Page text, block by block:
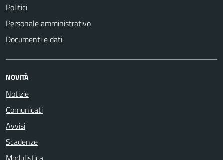
Politici
Personale amministrativo
Documenti e dati
NOVITÀ
Notizie
Comunicati
Avvisi
Scadenze